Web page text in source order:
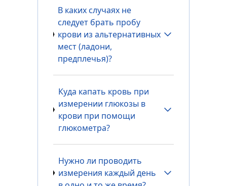
В каких случаях не
следует брать пробу
крови из альтернативных
мест (ладони,
предплечья)?
Куда капать кровь при
измерении глюкозы в
крови при помощи
глюкометра?
Нужно ли проводить
измерения каждый день